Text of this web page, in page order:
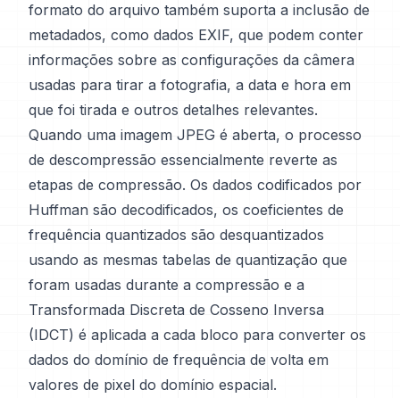
formato do arquivo também suporta a inclusão de
metadados, como dados EXIF, que podem conter
informações sobre as configurações da câmera
usadas para tirar a fotografia, a data e hora em
que foi tirada e outros detalhes relevantes.
Quando uma imagem JPEG é aberta, o processo
de descompressão essencialmente reverte as
etapas de compressão. Os dados codificados por
Huffman são decodificados, os coeficientes de
frequência quantizados são desquantizados
usando as mesmas tabelas de quantização que
foram usadas durante a compressão e a
Transformada Discreta de Cosseno Inversa
(IDCT) é aplicada a cada bloco para converter os
dados do domínio de frequência de volta em
valores de pixel do domínio espacial.